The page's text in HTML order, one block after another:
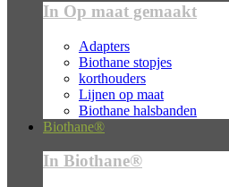
In Op maat gemaakt
Adapters
Biothane stopjes
korthouders
Lijnen op maat
Biothane halsbanden
Biothane®
In Biothane®